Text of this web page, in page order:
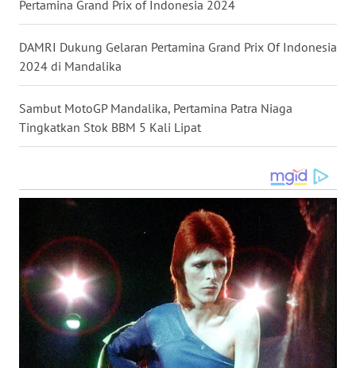
Pertamina Grand Prix of Indonesia 2024
DAMRI Dukung Gelaran Pertamina Grand Prix Of Indonesia
2024 di Mandalika
Sambut MotoGP Mandalika, Pertamina Patra Niaga
Tingkatkan Stok BBM 5 Kali Lipat
WN
KALBAR
WN
KALTENG
WN
KALSEL
WN
KALTIM
WN
SULSEL
WN